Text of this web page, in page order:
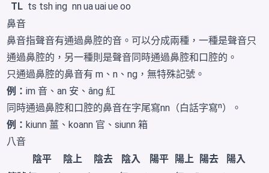
TL ts tsh ing nnuauaiue oo
鼻音
鼻音指聲音有通過鼻腔的音。可以分成兩種，一種是聲音只
通過鼻腔的，另一種則是聲音同時通過鼻腔和口腔的。
只通過鼻腔的鼻音有 m、n、ng，無特殊記號。
例：im 音 、an 安 、âng 紅
同時通過鼻腔和口腔的鼻音在字尾寫nn（白話字寫ⁿ）。
例：kiunn 薑 、koann 官 、siunn 箱
八音
陰平
陰上 陰去 陰入 陽平 陽上 陽去
陽入